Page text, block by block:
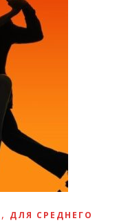
, ДЛЯ СРЕДНЕГО